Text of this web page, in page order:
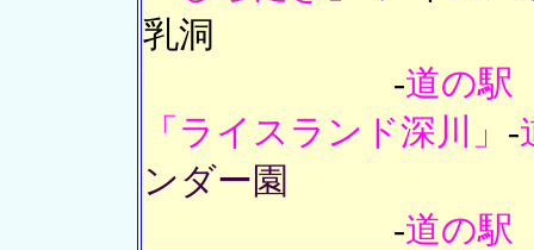
乳洞
-道の駅
「ライスランド深川」 -
ンダー園
-道の駅